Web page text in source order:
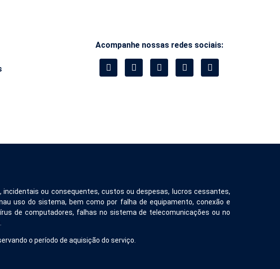
Acompanhe nossas redes sociais:
ou consequentes, custos ou despesas, lucros cessantes,
uso do sistema, bem como por falha de equipamento, conexão e
de computadores, falhas no sistema de telecomunicações ou no
o período de aquisição do serviço.